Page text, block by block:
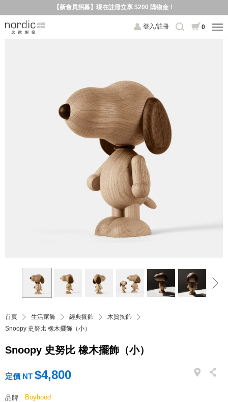
【新會員招募】現在註冊立享 $200 購物金！
登入/註冊 0
首頁 生活家飾 經典擺飾
木質擺飾
Snoopy 史努比 橡木擺飾（小）
Snoopy 史努比 橡木擺飾（小）
定價 NT $4,800
品牌
Boyhood